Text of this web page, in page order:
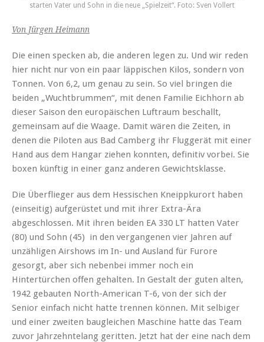
starten Vater und Sohn in die neue „Spielzeit“. Foto: Sven Vollert
Von Jürgen Heimann
Die einen specken ab, die anderen legen zu. Und wir reden
hier nicht nur von ein paar läppischen Kilos, sondern von
Tonnen. Von 6,2, um genau zu sein. So viel bringen die
beiden „Wuchtbrummen“, mit denen Familie Eichhorn ab
dieser Saison den europäischen Luftraum beschallt,
gemeinsam auf die Waage. Damit wären die Zeiten, in
denen die Piloten aus Bad Camberg ihr Fluggerät mit einer
Hand aus dem Hangar ziehen konnten, definitiv vorbei. Sie
boxen künftig in einer ganz anderen Gewichtsklasse.
Die Überflieger aus dem Hessischen Kneippkurort haben
(einseitig) aufgerüstet und mit ihrer Extra-Ära
abgeschlossen. Mit ihren beiden EA 330 LT hatten Vater
(80) und Sohn (45) in den vergangenen vier Jahren auf
unzähligen Airshows im In- und Ausland für Furore
gesorgt, aber sich nebenbei immer noch ein
Hintertürchen offen gehalten. In Gestalt der guten alten,
1942 gebauten North-American T-6, von der sich der
Senior einfach nicht hatte trennen können. Mit selbiger
und einer zweiten baugleichen Maschine hatte das Team
zuvor Jahrzehntelang geritten. Jetzt hat der eine nach dem